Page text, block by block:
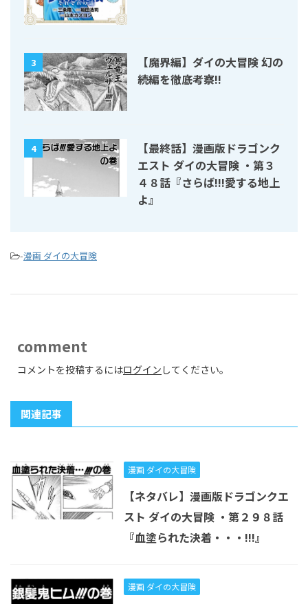
3
【魔界編】ダイの大冒険 幻の
続編を徹底考察!!
4
【最終話】漫画版ドラゴンク
エスト ダイの大冒険 ・第３
４８話『さらば!!!愛する地上
よ』
-漫画 ダイの大冒険
comment
コメントを投稿するにはログイン してください。
関連記事
漫画 ダイの大冒険
【ネタバレ】漫画版ドラゴンクエ
スト ダイの大冒険 ・第２９８話
『血塗られた決着・・・!!!』
漫画 ダイの大冒険